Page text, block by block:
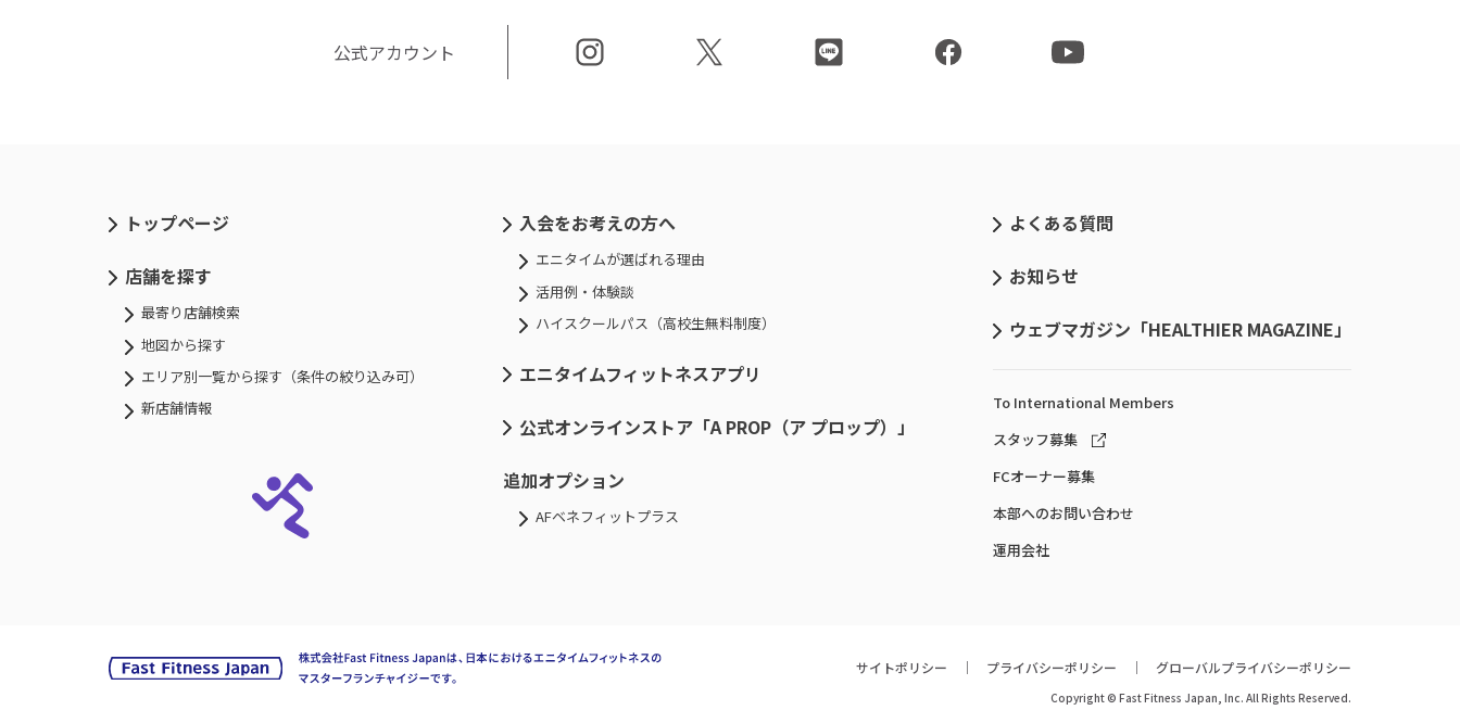
公式アカウント
トップページ
店舗を探す
最寄り店舗検索
地図から探す
エリア別一覧から探す（条件の絞り込み可）
新店舗情報
入会をお考えの方へ
エニタイムが選ばれる理由
活用例・体験談
ハイスクールパス（高校生無料制度）
エニタイムフィットネスアプリ
公式オンラインストア「A PROP（ア プロップ）」
追加オプション
AFベネフィットプラス
よくある質問
お知らせ
ウェブマガジン「HEALTHIER MAGAZINE」
To International Members
スタッフ募集
FCオーナー募集
本部へのお問い合わせ
運用会社
サイトポリシー プライバシーポリシー グローバルプライバシーポリシー
Copyright © Fast Fitness Japan, Inc. All Rights Reserved.